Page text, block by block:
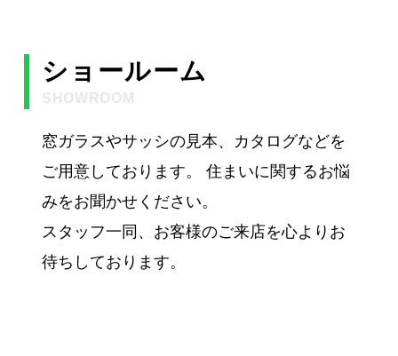
ショールーム
SHOWROOM
窓ガラスやサッシの見本、カタログなどを
ご用意しております。 住まいに関するお悩
みをお聞かせください。
スタッフ一同、お客様のご来店を心よりお
待ちしております。